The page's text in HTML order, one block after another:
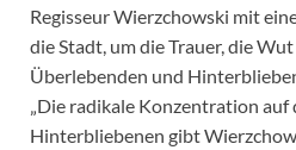
Regisseur Wierzchowski mit
die Stadt, um die Trauer, die
Überlebenden und
„Die radikale Konzentration auf
Hinterbliebenen gibt